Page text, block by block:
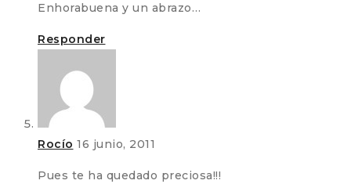
Enhorabuena y un abrazo…
Responder
Rocío 16 junio, 2011
Pues te ha quedado preciosa!!!